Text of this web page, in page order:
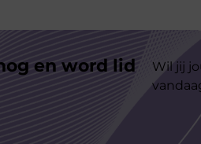
en word lid
Wil jij